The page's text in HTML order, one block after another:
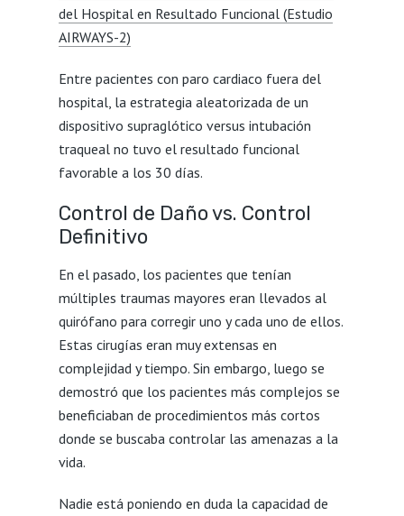
del Hospital en Resultado Funcional (Estudio
AIRWAYS-2)
Entre pacientes con paro cardiaco fuera del
hospital, la estrategia aleatorizada de un
dispositivo supraglótico versus intubación
traqueal no tuvo el resultado funcional
favorable a los 30 días.
Control de Daño vs. Control
Definitivo
En el pasado, los pacientes que tenían
múltiples traumas mayores eran llevados al
quirófano para corregir uno y cada uno de ellos.
Estas cirugías eran muy extensas en
complejidad y tiempo. Sin embargo, luego se
demostró que los pacientes más complejos se
beneficiaban de procedimientos más cortos
donde se buscaba controlar las amenazas a la
vida.
Nadie está poniendo en duda la capacidad de